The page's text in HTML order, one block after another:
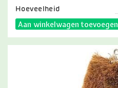
Hoeveelheid
Aan winkelwagen toevoegen